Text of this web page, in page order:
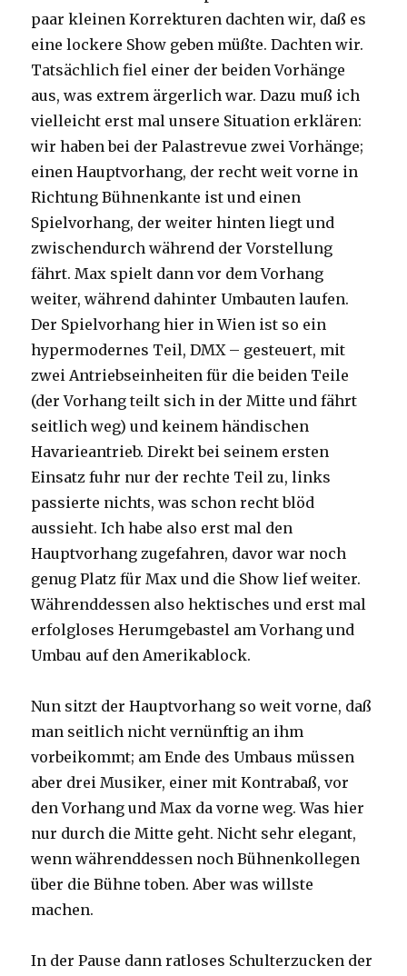
paar kleinen Korrekturen dachten wir, daß es
eine lockere Show geben müßte. Dachten wir.
Tatsächlich fiel einer der beiden Vorhänge
aus, was extrem ärgerlich war. Dazu muß ich
vielleicht erst mal unsere Situation erklären:
wir haben bei der Palastrevue zwei Vorhänge;
einen Hauptvorhang, der recht weit vorne in
Richtung Bühnenkante ist und einen
Spielvorhang, der weiter hinten liegt und
zwischendurch während der Vorstellung
fährt. Max spielt dann vor dem Vorhang
weiter, während dahinter Umbauten laufen.
Der Spielvorhang hier in Wien ist so ein
hypermodernes Teil, DMX – gesteuert, mit
zwei Antriebseinheiten für die beiden Teile
(der Vorhang teilt sich in der Mitte und fährt
seitlich weg) und keinem händischen
Havarieantrieb. Direkt bei seinem ersten
Einsatz fuhr nur der rechte Teil zu, links
passierte nichts, was schon recht blöd
aussieht. Ich habe also erst mal den
Hauptvorhang zugefahren, davor war noch
genug Platz für Max und die Show lief weiter.
Währenddessen also hektisches und erst mal
erfolgloses Herumgebastel am Vorhang und
Umbau auf den Amerikablock.
Nun sitzt der Hauptvorhang so weit vorne, daß
man seitlich nicht vernünftig an ihm
vorbeikommt; am Ende des Umbaus müssen
aber drei Musiker, einer mit Kontrabaß, vor
den Vorhang und Max da vorne weg. Was hier
nur durch die Mitte geht. Nicht sehr elegant,
wenn währenddessen noch Bühnenkollegen
über die Bühne toben. Aber was willste
machen.
In der Pause dann ratloses Schulterzucken der